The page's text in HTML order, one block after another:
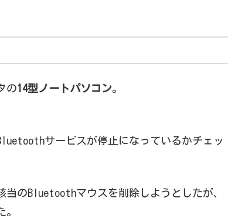
の14型ノートパソコン。
サービスが停止になっているかチェッ
のBluetoothマウスを削除しようとしたが、
。